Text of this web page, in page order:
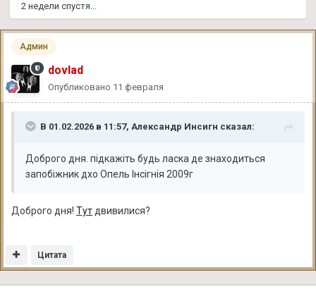
2 недели спустя...
Админ
dovlad
Опубликовано 11 февраля
В 01.02.2026 в 11:57, Александр Инсигн сказал:
Доброго дня. підкажіть будь ласка де знаходиться
запобіжник дхо Опель Інсігнія 2009г
Доброго дня! Тут двивилися?
Цитата